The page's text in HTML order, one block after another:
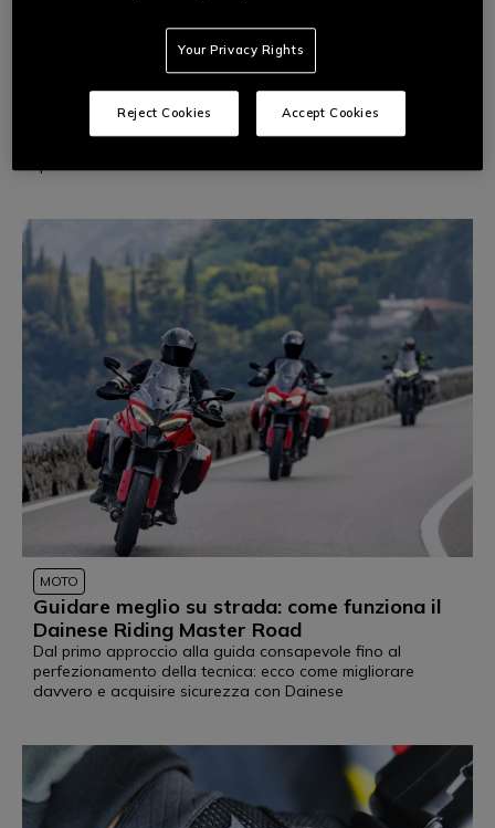
Airbag da moto: la protezione che serve
L'airbag da moto serve solo in pista? Assolutamente no.
Scopri perché è la protezione definitiva per il commuting
MOTO
Guidare meglio su strada: come funziona il
Dainese Riding Master Road
Dal primo approccio alla guida consapevole fino al
perfezionamento della tecnica: ecco come migliorare
davvero e acquisire sicurezza con Dainese
Your Privacy Rights
Reject Cookies Accept Cookies